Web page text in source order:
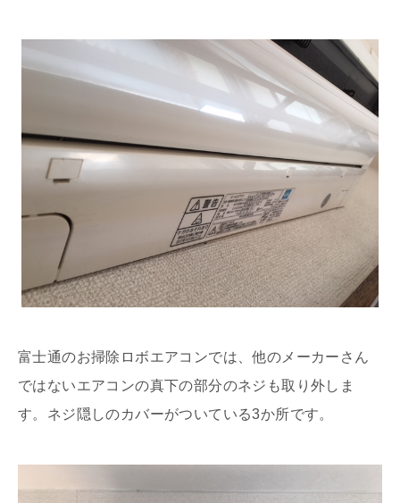
富士通のお掃除ロボエアコンでは、他のメーカーさん
ではないエアコンの真下の部分のネジも取り外しま
す。ネジ隠しのカバーがついている3か所です。